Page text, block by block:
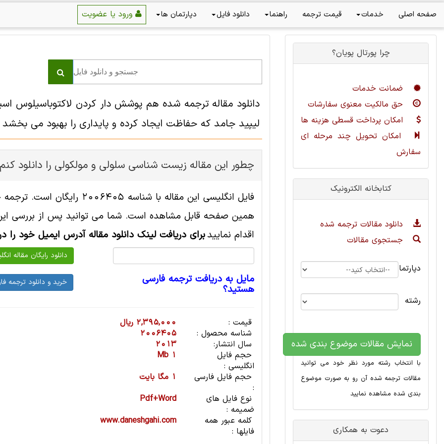
صفحه اصلی خدمات قیمت ترجمه راهنما دانلود فایل دپارتمان ها
دانلود مقاله ترجمه شده هم پوشش دار کردن لاکتوباسیلوس
لیپید جامد که حفاظت ایجاد کرده و پایداری را بهبود می بخشد
چطور این مقاله زیست شناسی سلولی و مولکولی را دانلود
فایل انگلیسی این مقاله با
همین صفحه قابل مشاهده است. شما می توانید پس از بررسی
اقدام نماییدبرای دریافت لینک دانلود مقاله آدرس ایمیل خود را
مایل به دریافت ترجمه فارسی
هستید؟
قیمت :
2,395,000 ریال
شناسه محصول :
2006405
سال انتشار:
2013
حجم فایل
انگلیسی :
1 Mb
حجم فایل فارسی
:
1 مگا بایت
نوع فایل های
ضمیمه :
Pdf+Word
کلمه عبور همه
فایلها :
www.daneshgahi.com
چرا پورتال پویان؟
ضمانت خدمات
حق مالکیت معنوی سفارشات
امکان پرداخت قسطی هزینه ها
امکان تحویل چند مرحله ای
سفارش
کتابخانه الکترونیک
دانلود مقالات ترجمه شده
جستجوی مقالات
دپارتمان
رشته
نمایش مقالات موضوع بندی شده
با انتخاب رشته مورد نظر خود می توانید
مقالات ترجمه شده آن رو به صورت موضوع
بندی شده مشاهده نمایید
دعوت به همکاری